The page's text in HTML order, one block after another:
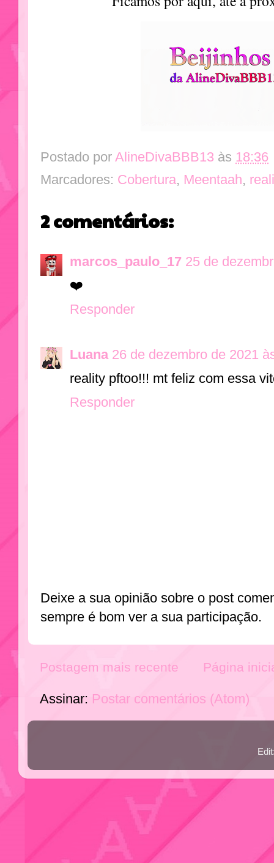
Postado por AlineDivaBBB13 às 18:36
Marcadores: Cobertura, Meentaah,
2 comentários:
marcos_paulo_17 25 de
❤️
Responder
Luana 26 de dezembro de 2021
reality pftoo!!! mt feliz com essa
Responder
Deixe a sua opinião sobre o post
sempre é bom ver a sua participação.
Postagem mais recente Página
Assinar: Postar comentários (Atom)